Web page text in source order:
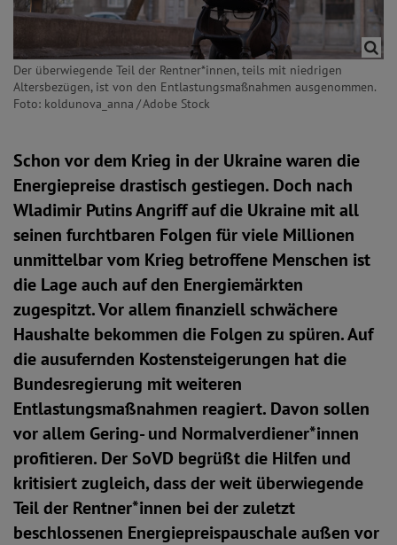
Der überwiegende Teil der Rentner*innen, teils mit niedrigen
Altersbezügen, ist von den Entlastungsmaßnahmen ausgenommen.
Foto: koldunova_anna / Adobe Stock
Schon vor dem Krieg in der Ukraine waren die
Energiepreise drastisch gestiegen. Doch nach
Wladimir Putins Angriff auf die Ukraine mit all
seinen furchtbaren Folgen für viele Millionen
unmittelbar vom Krieg betroffene Menschen ist
die Lage auch auf den Energiemärkten
zugespitzt. Vor allem finanziell schwächere
Haushalte bekommen die Folgen zu spüren. Auf
die ausufernden Kostensteigerungen hat die
Bundesregierung mit weiteren
Entlastungsmaßnahmen reagiert. Davon sollen
vor allem Gering- und Normalverdiener*innen
profitieren. Der SoVD begrüßt die Hilfen und
kritisiert zugleich, dass der weit überwiegende
Teil der Rentner*innen bei der zuletzt
beschlossenen Energiepreispauschale außen vor